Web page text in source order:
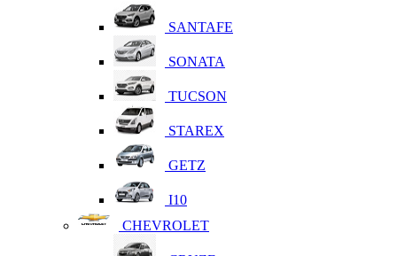
SANTAFE
SONATA
TUCSON
STAREX
GETZ
I10
CHEVROLET